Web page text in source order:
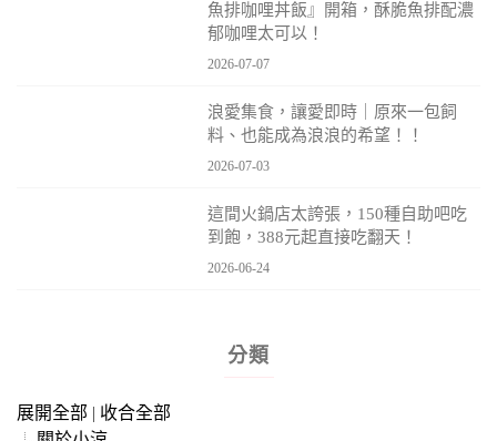
魚排咖哩丼飯』開箱，酥脆魚排配濃
郁咖哩太可以！
2026-07-07
浪愛集食，讓愛即時｜原來一包飼
料、也能成為浪浪的希望！！
2026-07-03
這間火鍋店太誇張，150種自助吧吃
到飽，388元起直接吃翻天！
2026-06-24
分類
展開全部 | 收合全部